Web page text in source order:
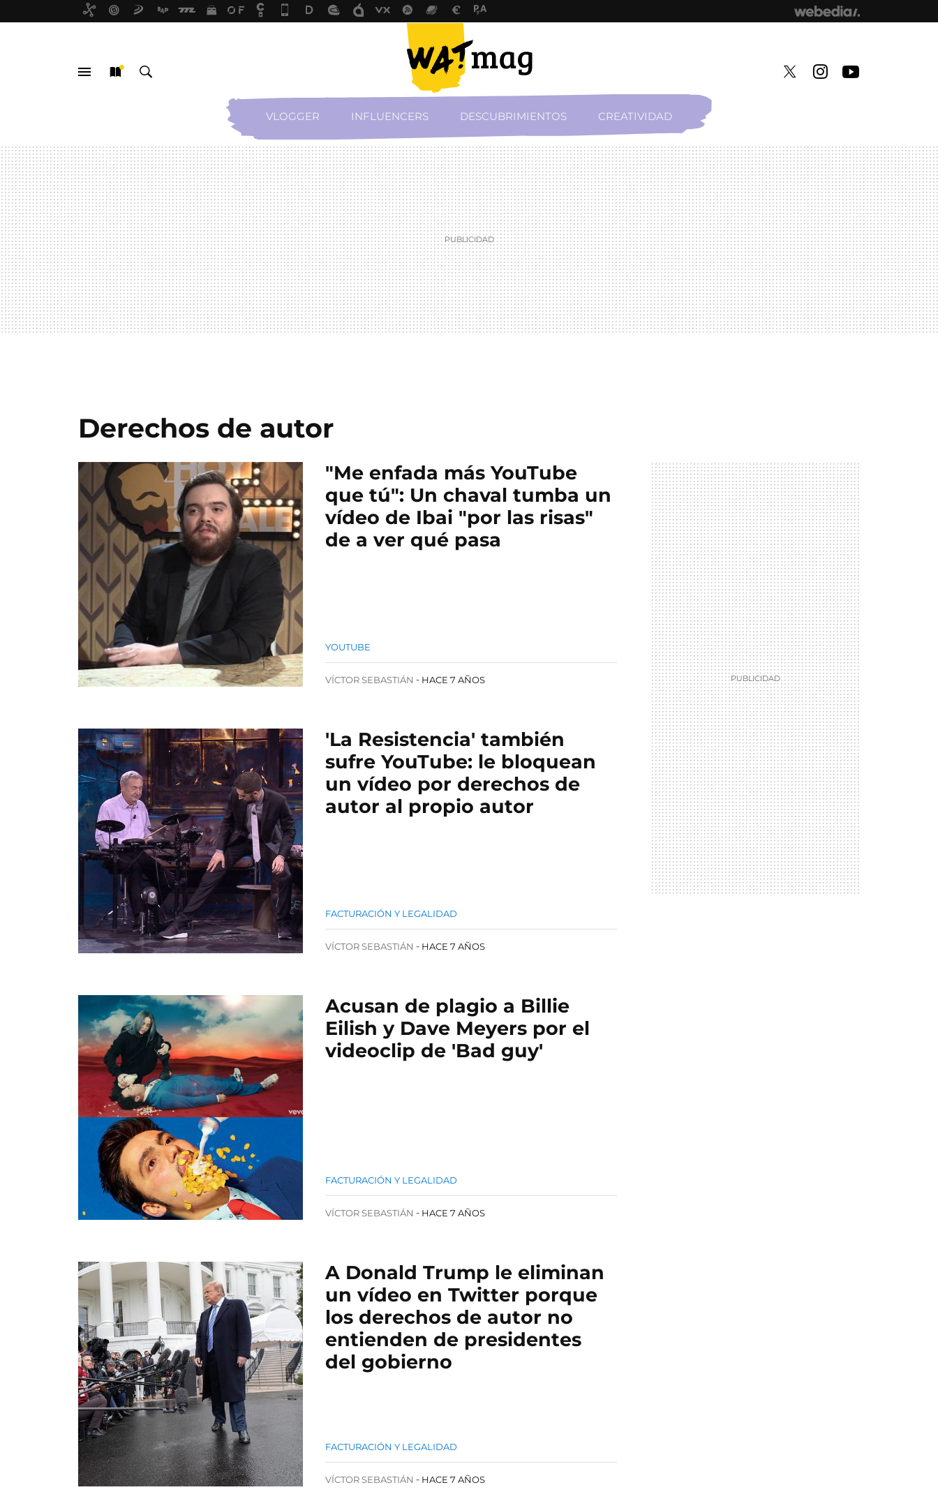
VLOGGER INFLUENCERS DESCUBRIMIENTOS CREATIVIDAD
Derechos de autor
"Me enfada más YouTube
que tú": Un chaval tumba un
vídeo de Ibai "por las risas"
de a ver qué pasa
YOUTUBE
VÍCTOR SEBASTIÁN HACE 7 AÑOS
'La Resistencia' también
sufre YouTube: le bloquean
un vídeo por derechos de
autor al propio autor
FACTURACIÓN Y LEGALIDAD
VÍCTOR SEBASTIÁN HACE 7 AÑOS
Acusan de plagio a Billie
Eilish y Dave Meyers por el
videoclip de 'Bad guy'
FACTURACIÓN Y LEGALIDAD
VÍCTOR SEBASTIÁN HACE 7 AÑOS
A Donald Trump le eliminan
un vídeo en Twitter porque
los derechos de autor no
entienden de presidentes
del gobierno
FACTURACIÓN Y LEGALIDAD
VÍCTOR SEBASTIÁN HACE 7 AÑOS